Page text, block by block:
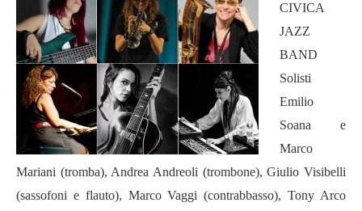
CIVICA
JAZZ
BAND
Solisti
Emilio
Soana e
Marco
Mariani (tromba), Andrea Andreoli (trombone),Giulio Visibelli
(sassofoni e flauto), Marco Vaggi (contrabbasso), Tony Arco